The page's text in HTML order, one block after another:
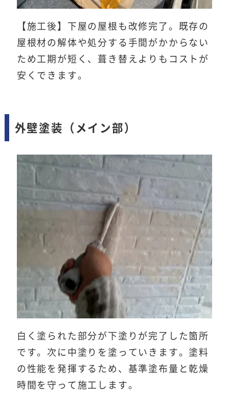
【施工後】下屋の屋根も改修完了。既存の
屋根材の解体や処分する手間がかからない
ため工期が短く、葺き替えよりもコストが
安くできます。
外壁塗装（メイン部）
白く塗られた部分が下塗りが完了した箇所
です。次に中塗りを塗っていきます。塗料
の性能を発揮するため、基準塗布量と乾燥
時間を守って施工します。